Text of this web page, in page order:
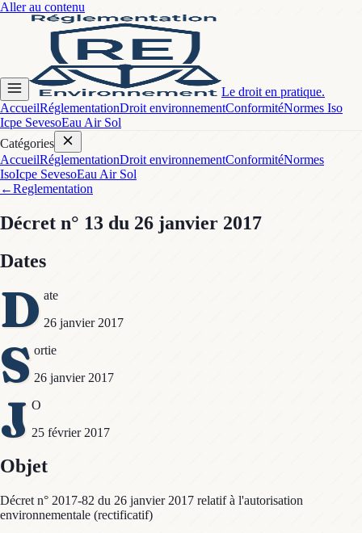
Aller au contenu
Le droit en pratique.
AccueilRéglementationDroit environnementConformitéNormes Iso
Icpe SevesoEau Air Sol
Catégories
AccueilRéglementationDroit environnementConformitéNormes
IsoIcpe SevesoEau Air Sol
←Reglementation
Décret n° 13 du 26 janvier 2017
Dates
D ate
26 janvier 2017
S ortie
26 janvier 2017
J O
25 février 2017
Objet
Décret n° 2017-82 du 26 janvier 2017 relatif à l'autorisation
environnementale (rectificatif)